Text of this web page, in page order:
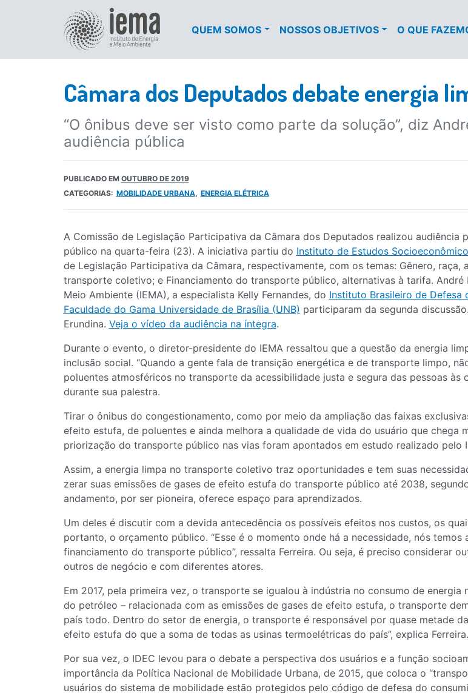
QUEM SOMOS NOSSOS OBJETIVOS O QUE
Câmara dos Deputados debate energia
“O ônibus deve ser visto como parte da solução”, diz
audiência pública
PUBLICADO EM OUTUBRO DE 2019
CATEGORIAS: MOBILIDADE URBANA ENERGIA ELÉTRICA
A Comissão de Legislação Participativa da Câmara dos Deputados realizou
público na quarta-feira (23). A iniciativa partiu do Instituto de Estudos
de Legislação Participativa da Câmara, respectivamente, com os temas: Gênero,
transporte coletivo; e Financiamento do transporte público, alternativas à tarifa.
Meio Ambiente (IEMA), a especialista Kelly Fernandes, do Instituto Brasileiro de Defesa
Faculdade do Gama Universidade de Brasília (UNB) participaram da segunda
Erundina. Veja o vídeo da audiência na íntegra.
Durante o evento, o diretor-presidente do IEMA ressaltou que a questão da energia
inclusão social. “Quando a gente fala de transição energética e de transporte limpo,
poluentes atmosféricos no transporte da acessibilidade justa e segura das pessoas às
durante sua palestra.
Tirar o ônibus do congestionamento, como por meio da ampliação das faixas
efeito estufa, de poluentes e ainda melhora a qualidade de vida do usuário que chega
priorização do transporte público nas vias foram apontados em estudo realizado pelo
Assim, a energia limpa no transporte coletivo traz oportunidades e tem suas
zerar suas emissões de gases de efeito estufa do transporte público até 2038,
andamento, por ser pioneira, oferece espaço para aprendizados.
Um deles é discutir com a devida antecedência os possíveis efeitos nos custos, os
portanto, o orçamento público. “Esse é o momento onde há a necessidade, nós
financiamento do transporte público”, ressalta Ferreira. Ou seja, é preciso considerar
outros de negócio e com diferentes atores.
Em 2017, pela primeira vez, o transporte se igualou à indústria no consumo de
do petróleo – relacionada com as emissões de gases de efeito estufa, o transporte
país todo. Dentro do setor de energia, o transporte é responsável por quase metade
efeito estufa do que a soma de todas as usinas termoelétricas do país”, explica Ferreira.
Por sua vez, o IDEC levou para o debate a perspectiva dos usuários e a função
importância da Política Nacional de Mobilidade Urbana, de 2015, que coloca o
usuários do sistema de mobilidade estão protegidos pelo código de defesa do